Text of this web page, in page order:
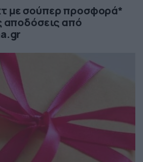
με σούπερ προσφορά*
αποδόσεις από